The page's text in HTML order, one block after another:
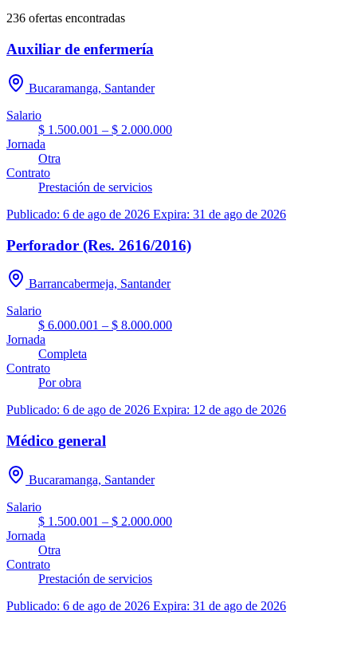
236 ofertas encontradas
Auxiliar de enfermería
Bucaramanga, Santander
Salario
$ 1.500.001 – $ 2.000.000
Jornada
Otra
Contrato
Prestación de servicios
Publicado: 6 de ago de 2026 Expira: 31 de ago de 2026
Perforador (Res. 2616/2016)
Barrancabermeja, Santander
Salario
$ 6.000.001 – $ 8.000.000
Jornada
Completa
Contrato
Por obra
Publicado: 6 de ago de 2026 Expira: 12 de ago de 2026
Médico general
Bucaramanga, Santander
Salario
$ 1.500.001 – $ 2.000.000
Jornada
Otra
Contrato
Prestación de servicios
Publicado: 6 de ago de 2026 Expira: 31 de ago de 2026